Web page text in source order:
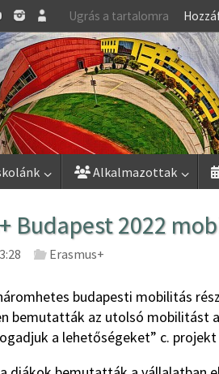
Ugrás a tartalomra
Alkalmazottak
Budapest 2022
Erasmus+
budapesti mobilitás
bemutatták az utolsó mobilitást
a lehetőségeket” c.